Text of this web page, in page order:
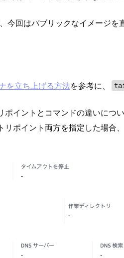
今回はパブリックなイメージ
を立ち上げる方法を参考に、
イントとコマンドの違いにつ
ポイント両方を指定した場合